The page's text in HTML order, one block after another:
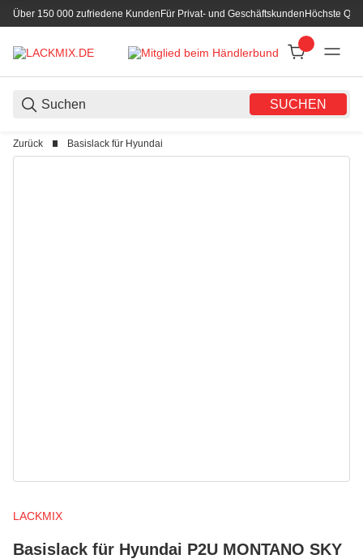
Über 150 000 zufriedene KundenFür Privat- und GeschäftskundenHöchste
SUCHEN
Zurück Basislack für Hyundai
LACKMIX
Basislack für Hyundai P2U MONTANO SKY